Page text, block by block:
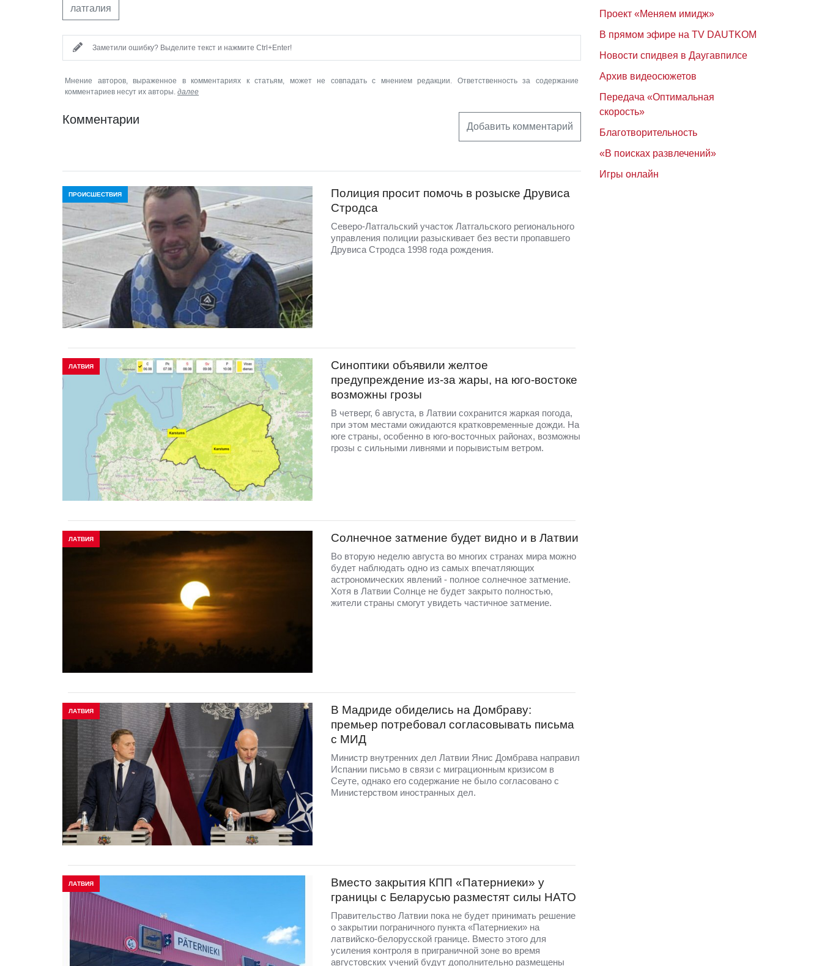
латгалия
Заметили ошибку? Выделите текст и нажмите Ctrl+Enter!
Мнение авторов, выраженное в комментариях к статьям, может не совпадать с мнением редакции. Ответственность за содержание
комментариев несут их авторы. далее
Комментарии
Добавить комментарий
ПРОИСШЕСТВИЯ
Полиция просит помочь в розыске Друвиса
Стродса
Северо-Латгальский участок Латгальского регионального
управления полиции разыскивает без вести пропавшего
Друвиса Стродса 1998 года рождения.
ЛАТВИЯ
Синоптики объявили желтое
предупреждение из-за жары, на юго-востоке
возможны грозы
В четверг, 6 августа, в Латвии сохранится жаркая погода,
при этом местами ожидаются кратковременные дожди. На
юге страны, особенно в юго-восточных районах, возможны
грозы с сильными ливнями и порывистым ветром.
ЛАТВИЯ Солнечное затмение будет видно и в Латвии
Во вторую неделю августа во многих странах мира можно
будет наблюдать одно из самых впечатляющих
астрономических явлений - полное солнечное затмение.
Хотя в Латвии Солнце не будет закрыто полностью,
жители страны смогут увидеть частичное затмение.
ЛАТВИЯ
В Мадриде обиделись на Домбраву:
премьер потребовал согласовывать письма
с МИД
Министр внутренних дел Латвии Янис Домбрава направил
Испании письмо в связи с миграционным кризисом в
Сеуте, однако его содержание не было согласовано с
Министерством иностранных дел.
ЛАТВИЯ
Вместо закрытия КПП «Патерниеки» у
границы с Беларусью разместят силы НАТО
Правительство Латвии пока не будет принимать решение
о закрытии пограничного пункта «Патерниеки» на
латвийско-белорусской границе. Вместо этого для
усиления контроля в приграничной зоне во время
августовских учений будут дополнительно размещены
Проект «Меняем имидж»
В прямом эфире на TV DAUTKOM
Новости спидвея в Даугавпилсе
Архив видеосюжетов
Передача «Оптимальная
скорость»
Благотворительность
«В поисках развлечений»
Игры онлайн